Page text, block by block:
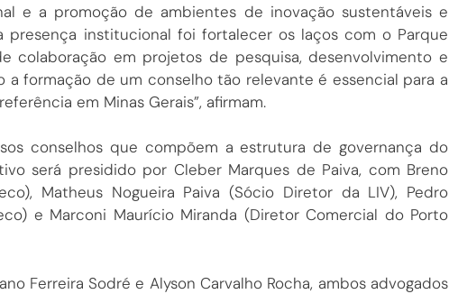
e a promoção de ambientes de inovação sustentáveis e
presença institucional foi fortalecer os laços com o Parque
colaboração em projetos de pesquisa, desenvolvimento e
formação de um conselho tão relevante é essencial para a
em Minas Gerais”, afirmam.
conselhos que compõem a estrutura de governança do
será presidido por Cleber Marques de Paiva, com Breno
Matheus Nogueira Paiva (Sócio Diretor da LIV), Pedro
e Marconi Maurício Miranda (Diretor Comercial do Porto
Ferreira Sodré e Alyson Carvalho Rocha, ambos advogados